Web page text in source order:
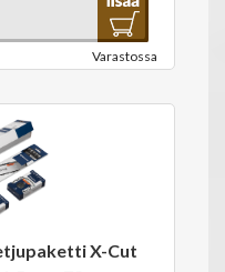
Varastossa
X-Cut